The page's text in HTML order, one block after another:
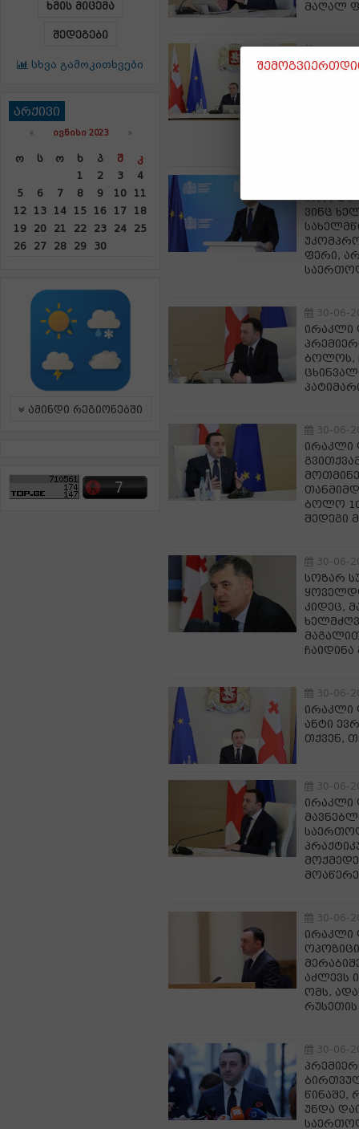
ხმის მიცემა
შედეგები
სხვა გამოკითხვები
არქივი
« ᲘᲕᲜᲘᲡᲘ 2023 »
Ო Ს Ო Ხ Პ Შ
Კ
1
2 3
4
5
6 7 8 9 10
11
12
13 14 15 16 17
18
19
20 21 22 23 24
25
26
27 28 29 30
ამინდი რეგიონებში
მაღალ
30-06-
ირაკლი
ირაკლი
ვინც
ფერი,
30-06-
ირაკლი
ბოლოს,
30-06-
ირაკლი
ბოლო
შედეგი
30-06-
სოზარ
კიდეც,
ჩაიდინა
30-06-
ირაკლი
ანტი
თქვენ,
30-06-
ირაკლი
30-06-
ირაკლი
აძლევს
ომს,
30-06-
წინაშე,
უნდა